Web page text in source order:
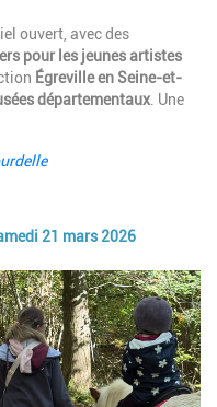
ouvert, avec des
pour les jeunes artistes
Égreville en Seine-et-
départementaux. Une
21 mars 2026